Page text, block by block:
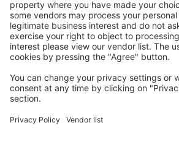
Uživateli eSky nejčastěji
Ubytování ve Francii - Oblíbená města
Ubytování v Nice Ubytování in Cannes